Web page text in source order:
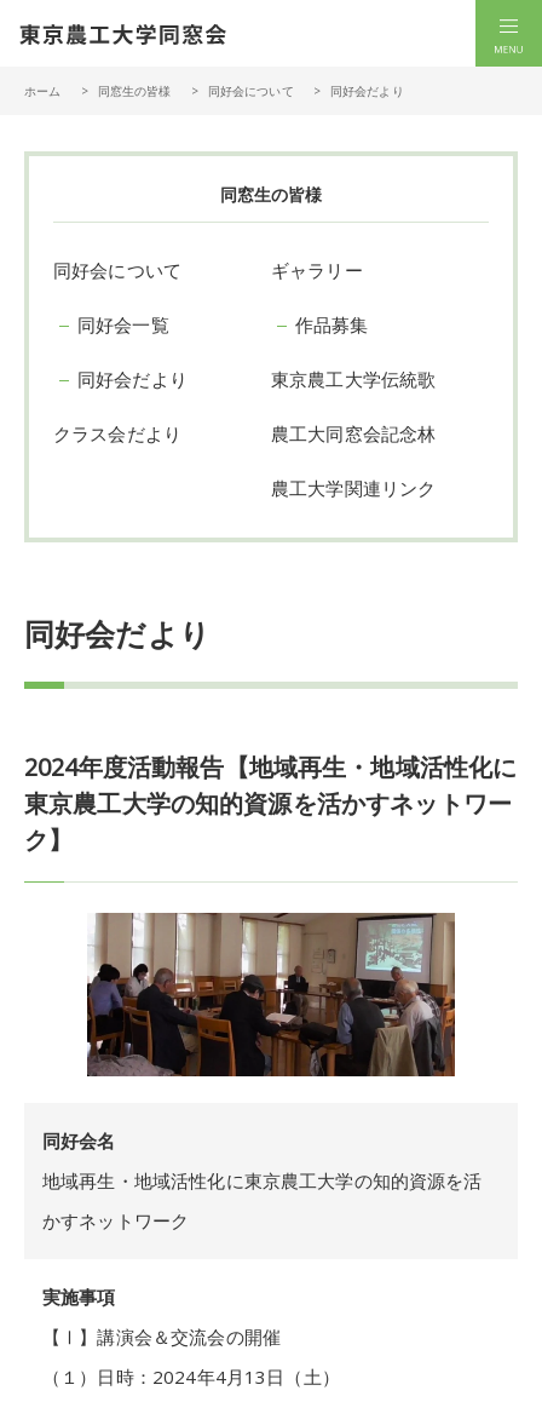
ホーム 同窓生の皆様 同好会について 同好会だより
同窓生の皆様
同好会について
同好会一覧
同好会だより
クラス会だより
ギャラリー
作品募集
東京農工大学伝統歌
農工大同窓会記念林
農工大学関連リンク
同好会だより
2024年度活動報告【地域再生・地域活性化に
東京農工大学の知的資源を活かすネットワー
ク】
同好会名
地域再生・地域活性化に東京農工大学の知的資源を活
かすネットワーク
実施事項
【Ⅰ】講演会＆交流会の開催
（１）日時：2024年4月13日（土）